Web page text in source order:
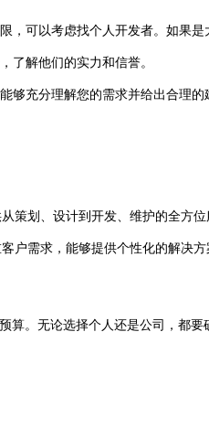
，可以考虑找个人开发者。如果
解他们的实力和信誉。
充分理解您的需求并给出合理的
策划、设计到开发、维护的全方
户需求，能够提供个性化的解决方
无论选择个人还是公司，都